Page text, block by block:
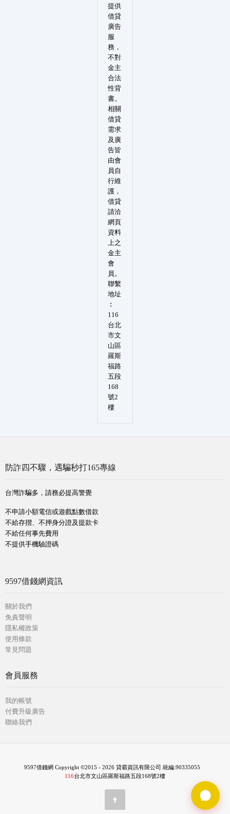
提供
借貸
廣告
服
務，
不對
金主
合法
性背
書。
相關
借貸
需求
及廣
告皆
由會
員自
行維
護，
借貸
請洽
網頁
資料
上之
金主
會
員。
聯繫
地址
︰
116
台北
市文
山區
羅斯
福路
五段
168
號2
樓
防詐四不驟，遇騙秒打165專線
台灣詐騙多，請務必提高警覺
不申請小額電信或遊戲點數借款
不給存摺、不押身分證及提款卡
不給任何事先費用
不提供手機驗證碼
9597借錢網資訊
關於我們
免責聲明
隱私權政策
使用條款
常見問題
會員服務
我的帳號
付費升級廣告
聯絡我們
9597借錢網 Copyright ©2015 - 2026 貸霸資訊有限公司 統編:90335055
116台北市文山區羅斯福路五段168號2樓